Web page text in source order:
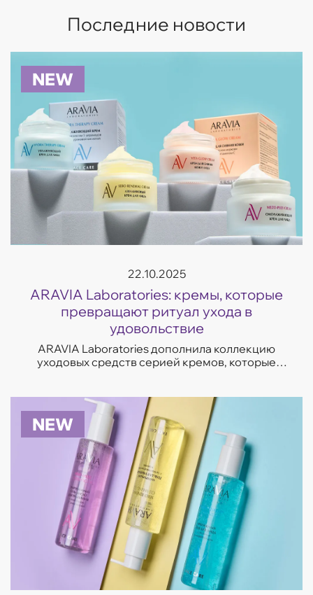
Последние новости
NEW
22.10.2025
ARAVIA Laboratories: кремы, которые
превращают ритуал ухода в
удовольствие
ARAVIA Laboratories дополнила коллекцию
уходовых средств серией кремов, которые
с несо...
NEW